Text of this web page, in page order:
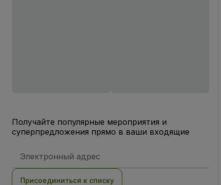
Получайте популярные мероприятия и
суперпредложения прямо в ваши входящие
электронной
Присоединиться к списку